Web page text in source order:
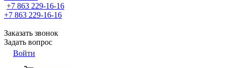
+7 863 229-16-16
+7 863 229-16-16
Заказать звонок
Задать вопрос
Войти